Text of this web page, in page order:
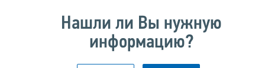
Нашли ли Вы нужную
информацию?